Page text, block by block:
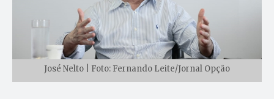
José Nelto | Foto: Fernando Leite/Jornal Opção